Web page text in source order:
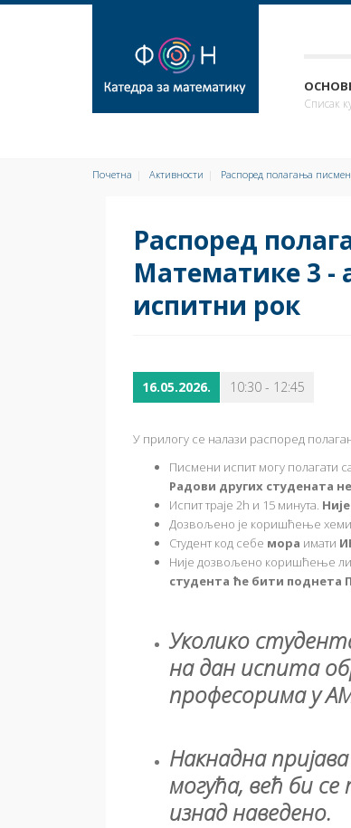
Списак
Почетна Активности Распоред полагања
Распоред
Математике 3 -
испитни рок
16.05.2026. 10:30 - 12:45
У прилогу се налази распоред
Писмени испит могу полагати
Радови других студената
Испит траје 2h и 15 минута.
Дозвољено је коришћење
Студент код себе мора имати
Није дозвољено коришћење
студента ће бити поднета
Уколико
на дан испита
професорима у
Накнадна
могућа, већ би се
изнад наведено.